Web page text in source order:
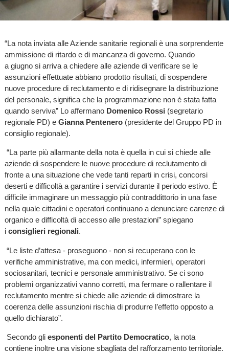
“La nota inviata alle Aziende sanitarie regionali è una sorprendente
ammissione di ritardo e di mancanza di governo. Quando
a giugno si arriva a chiedere alle aziende di verificare se le
assunzioni effettuate abbiano prodotto risultati, di sospendere
nuove procedure di reclutamento e di ridisegnare la distribuzione
del personale, significa che la programmazione non è stata fatta
quando serviva” Lo affermano Domenico Rossi (segretario
regionale PD) eGianna Pentenero (presidente del Gruppo PD in
consiglio regionale).
“La parte più allarmante della nota è quella in cui si chiede alle
aziende di sospendere le nuove procedure di reclutamento di
fronte a una situazione che vede tanti reparti in crisi, concorsi
deserti e difficoltà a garantire i servizi durante il periodo estivo. È
difficile immaginare un messaggio più contraddittorio in una fase
nella quale cittadini e operatori continuano a denunciare carenze di
organico e difficoltà di accesso alle prestazioni” spiegano
i consiglieri regionali.
“Le liste d’attesa - proseguono - non si recuperano con le
verifiche amministrative, ma con medici, infermieri, operatori
sociosanitari, tecnici e personale amministrativo. Se ci sono
problemi organizzativi vanno corretti, ma fermare o rallentare il
reclutamento mentre si chiede alle aziende di dimostrare la
coerenza delle assunzioni rischia di produrre l’effetto opposto a
quello dichiarato”.
Secondo gli esponenti del Partito Democratico, la nota
contiene inoltre una visione sbagliata del rafforzamento territoriale.